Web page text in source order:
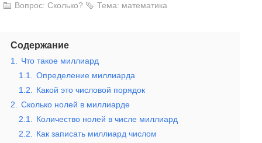
Вопрос: Сколько? Тема: математика
Содержание
1.
Что такое миллиард
1.1.
Определение миллиарда
1.2.
Какой это числовой порядок
2.
Сколько нолей в миллиарде
2.1.
Количество нолей в числе миллиард
2.2.
Как записать миллиард числом